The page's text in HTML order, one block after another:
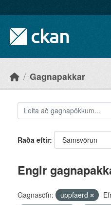
Gagnapakkar
Raða eftir
Engir
Gagnasöfn: uppfaerd